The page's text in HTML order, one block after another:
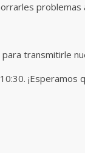
problemas
transmitirle